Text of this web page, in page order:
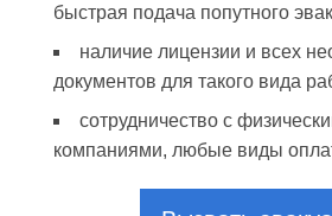
быстрая подача попутного
наличие лицензии и всех
документов для такого вида
сотрудничество с
компаниями, любые виды